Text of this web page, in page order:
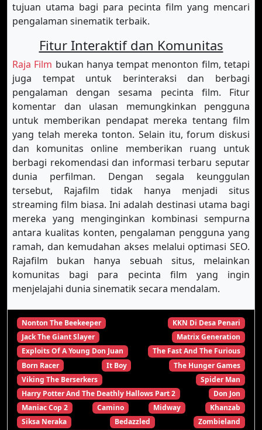
tujuan utama bagi para pecinta film yang mencari
pengalaman sinematik terbaik.
Fitur Interaktif dan Komunitas
Raja Film bukan hanya tempat menonton film, tetapi
juga tempat untuk berinteraksi dan berbagi
pengalaman dengan sesama pecinta film. Fitur
komentar dan ulasan memungkinkan pengguna
untuk memberikan pendapat mereka tentang film
yang telah mereka tonton. Selain itu, forum diskusi
dan komunitas online memberikan ruang untuk
berbagi rekomendasi dan informasi terbaru seputar
dunia perfilman. Dengan segala keunggulan
tersebut, Rajafilm tidak hanya menjadi situs
streaming film biasa. Ini adalah destinasi utama bagi
mereka yang menginginkan kombinasi sempurna
antara kualitas konten, pengalaman pengguna yang
ramah, dan kemudahan akses melalui optimasi SEO.
Rajafilm bukan hanya sebuah situs, melainkan
komunitas bagi para pecinta film yang ingin
menjelajahi dunia sinematik secara mendalam.
Nonton The Beekeeper
KKN Di Desa Penari
Jack The Giant Slayer
Matrix Generation
Exploits Of A Young Don Juan
The Fast And The Furious
Born Racer
It Boy
The Hunger Games
Viking The Berserkers
Spider Man
Harry Potter And The Deathly Hallows Part 2
Don Jon
Maniac Cop 2
Camino Midway
Khanzab
Siksa Neraka
Bedazzled
Zombieland